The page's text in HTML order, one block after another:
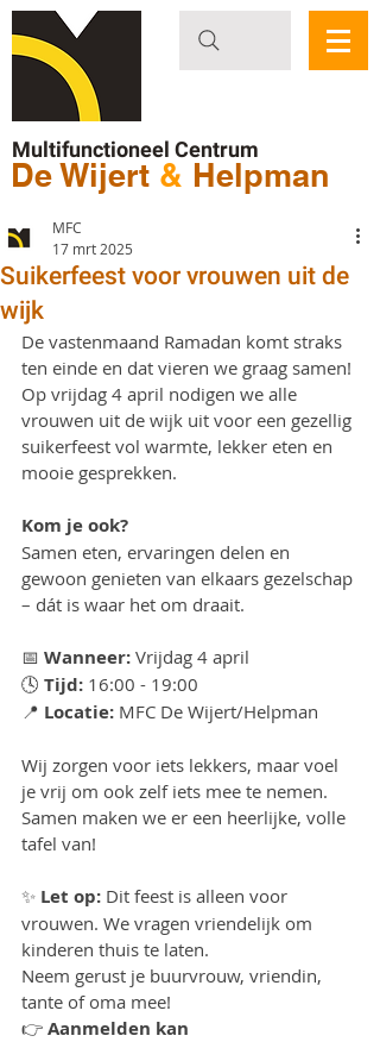
Multifunctioneel Centrum
De Wijert & Helpman
Suikerfeest voor vrouwen uit de
wijk
MFC
17 mrt 2025
De vastenmaand Ramadan komt straks
ten einde en dat vieren we graag samen!
Op vrijdag 4 april nodigen we alle
vrouwen uit de wijk uit voor een gezellig
suikerfeest vol warmte, lekker eten en
mooie gesprekken.
Kom je ook?
Samen eten, ervaringen delen en
gewoon genieten van elkaars gezelschap
– dát is waar het om draait.
📅 Wanneer: Vrijdag 4 april
🕓 Tijd: 16:00 - 19:00
📍 Locatie: MFC De Wijert/Helpman
Wij zorgen voor iets lekkers, maar voel
je vrij om ook zelf iets mee te nemen.
Samen maken we er een heerlijke, volle
tafel van!
✨ Let op: Dit feest is alleen voor
vrouwen. We vragen vriendelijk om
kinderen thuis te laten.
Neem gerust je buurvrouw, vriendin,
tante of oma mee!
👉 Aanmelden kan